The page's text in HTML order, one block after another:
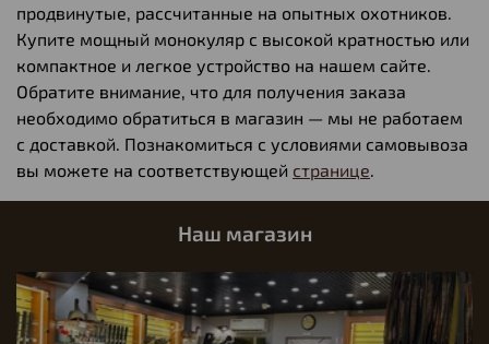
продвинутые, рассчитанные на опытных охотников.
Купите мощный монокуляр с высокой кратностью или
компактное и легкое устройство на нашем сайте.
Обратите внимание, что для получения заказа
необходимо обратиться в магазин — мы не работаем
с доставкой. Познакомиться с условиями самовывоза
вы можете на соответствующей странице
Наш магазин